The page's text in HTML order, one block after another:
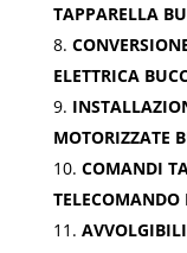
TAPPARELLA
ELETTRICA
MOTORIZZATE
COMANDI
TELECOMANDO